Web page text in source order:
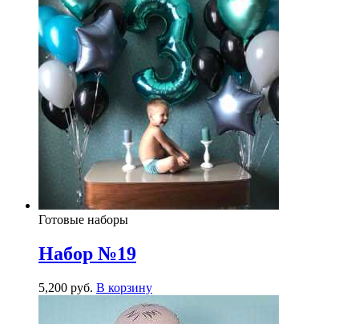
Готовые наборы
Набор №19
5,200 руб. В корзину